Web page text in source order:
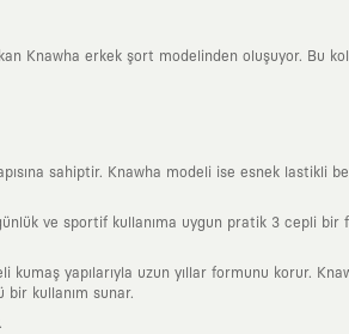
Knawha erkek şort modelinden oluşuyor. Bu
sahiptir. Knawha modeli ise esnek lastikli bel
ve sportif kullanıma uygun pratik 3 cepli bir
kumaş yapılarıyla uzun yıllar formunu korur.
bir kullanım sunar.